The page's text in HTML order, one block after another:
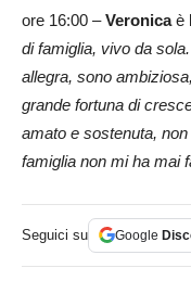
ore 16:00 –Veronicaè
di famiglia, vivo da sola.
allegra, sono
grande fortuna di
amato e sostenuta,
famiglia non mi ha mai
Seguici su Google